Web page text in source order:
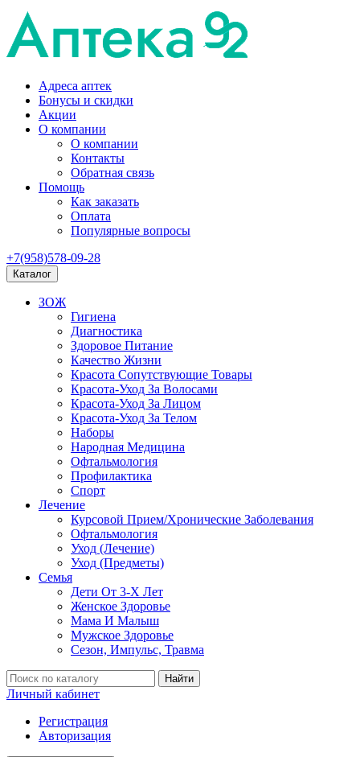
Адреса аптек
Бонусы и скидки
Акции
О компании
О компании
Контакты
Обратная связь
Помощь
Как заказать
Оплата
Популярные вопросы
+7(958)578-09-28
Каталог
ЗОЖ
Гигиена
Диагностика
Здоровое Питание
Качество Жизни
Красота Сопутствующие Товары
Красота-Уход За Волосами
Красота-Уход За Лицом
Красота-Уход За Телом
Наборы
Народная Медицина
Офтальмология
Профилактика
Спорт
Лечение
Курсовой Прием/Хронические Заболевания
Офтальмология
Уход (Лечение)
Уход (Предметы)
Семья
Дети От 3-Х Лет
Женское Здоровье
Мама И Малыш
Мужское Здоровье
Сезон, Импульс, Травма
Найти
Личный кабинет
Регистрация
Авторизация